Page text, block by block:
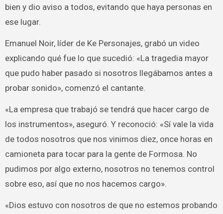
bien y dio aviso a todos, evitando que haya personas en
ese lugar.
Emanuel Noir, líder de Ke Personajes, grabó un video
explicando qué fue lo que sucedió: «La tragedia mayor
que pudo haber pasado si nosotros llegábamos antes a
probar sonido», comenzó el cantante.
«La empresa que trabajó se tendrá que hacer cargo de
los instrumentos», aseguró. Y reconoció: «Sí vale la vida
de todos nosotros que nos vinimos diez, once horas en
camioneta para tocar para la gente de Formosa. No
pudimos por algo externo, nosotros no tenemos control
sobre eso, así que no nos hacemos cargo».
«Dios estuvo con nosotros de que no estemos probando